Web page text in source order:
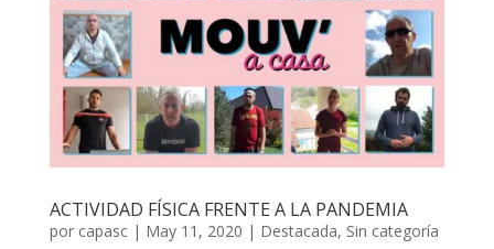
ACTIVIDAD FÍSICA FRENTE A LA PANDEMIA
por capasc| May 11, 2020 | Destacada, Sin categoría